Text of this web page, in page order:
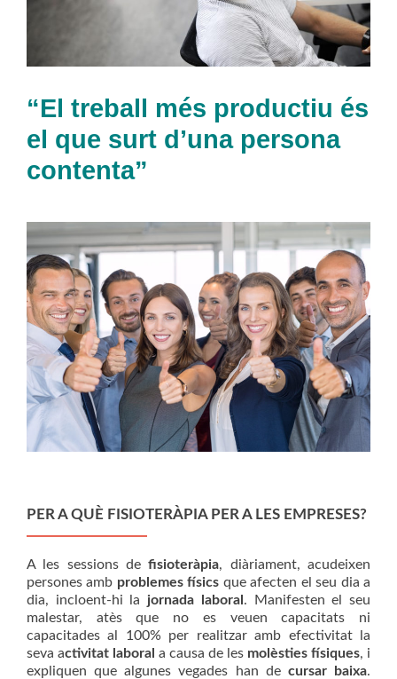
“El treball més productiu és
el que surt d’una persona
contenta”
PER A QUÈ FISIOTERÀPIA PER A LES EMPRESES?
A les sessions defisioteràpia, diàriament, acudeixen
persones amb problemes físics que afecten el seu dia a
dia, incloent-hi la jornada laboral . Manifesten el seu
malestar, atès que no es veuen capacitats ni
capacitades al 100% per realitzar amb efectivitat la
seva activitat laboral a causa de les molèsties físiques, i
expliquen que algunes vegades han de cursar baixa.